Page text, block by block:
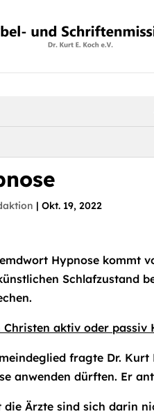
|Okt. 19, 2022
Hypnose kommt
Schlafzustand
Christen aktiv oder passiv
fragte Dr.
anwenden dürften. Er
die Ärzte sind sich darin